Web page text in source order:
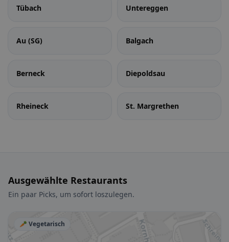
Tübach Untereggen
Au (SG) Balgach
Berneck Diepoldsau
Rheineck St. Margrethen
Ausgewählte Restaurants
Ein paar Picks, um sofort loszulegen.
🥕 Vegetarisch